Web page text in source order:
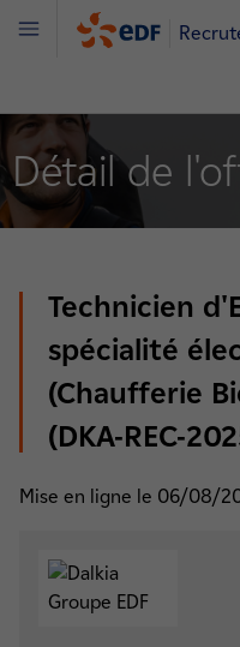
Menu
Détail de
Technicien
spécialité
(Chaufferie
(DKA-REC-
Mise en ligne le 06/08/